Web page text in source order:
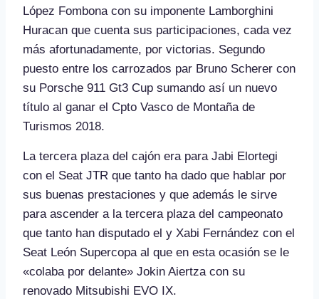
López Fombona con su imponente Lamborghini
Huracan que cuenta sus participaciones, cada vez
más afortunadamente, por victorias. Segundo
puesto entre los carrozados par Bruno Scherer con
su Porsche 911 Gt3 Cup sumando así un nuevo
título al ganar el Cpto Vasco de Montaña de
Turismos 2018.
La tercera plaza del cajón era para Jabi Elortegi
con el Seat JTR que tanto ha dado que hablar por
sus buenas prestaciones y que además le sirve
para ascender a la tercera plaza del campeonato
que tanto han disputado el y Xabi Fernández con el
Seat León Supercopa al que en esta ocasión se le
«colaba por delante» Jokin Aiertza con su
renovado Mitsubishi EVO IX.